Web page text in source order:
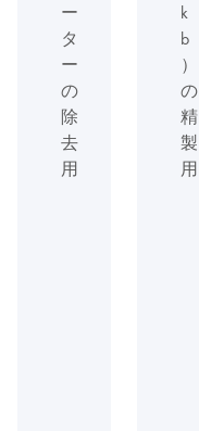
ー
タ
ー
の
除
去
用
k
b
）
の
精
製
用